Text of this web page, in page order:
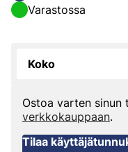
Varastossa
Koko
Ostoa varten sinun
verkkokauppaan.
Tilaa